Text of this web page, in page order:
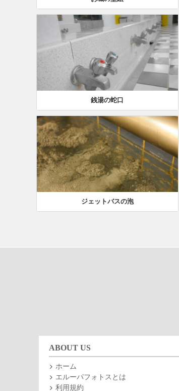
銭湯の蛇口
ジェットバスの泡
ABOUT US
ホーム
エルーパフォトスとは
利用規約